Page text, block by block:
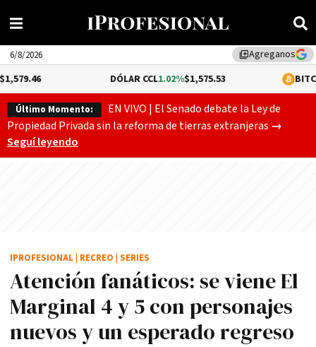
library_addAgreganos
6/8/2026
1.02%$1,575.53 -0.17%
Último Momento:
EN VIVO | El Senado debate la Ley de
Propiedad Privada sin la reforma de tierras extranjeras →
Seguí leyendo
Atención fanáticos: se viene El
Marginal 4 y 5 con personajes
nuevos y un esperado regreso
IPROFESIONAL RECREO SERIES